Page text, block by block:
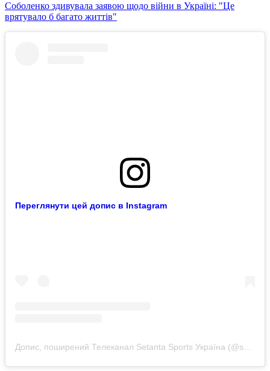
Соболенко здивувала заявою щодо війни в Україні: "Це
врятувало б багато життів"
Переглянути цей допис в Instagram